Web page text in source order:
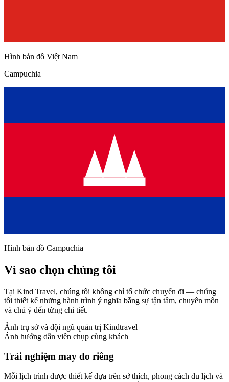
Hình bản đồ Việt Nam
Campuchia
Hình bản đồ Campuchia
Vì sao chọn chúng tôi
Tại Kind Travel, chúng tôi không chỉ tổ chức chuyến đi — chúng
tôi thiết kế những hành trình ý nghĩa bằng sự tận tâm, chuyên môn
và chú ý đến từng chi tiết.
Ảnh trụ sở và đội ngũ quản trị Kindtravel
Ảnh hướng dẫn viên chụp cùng khách
Trải nghiệm may đo riêng
Mỗi lịch trình được thiết kế dựa trên sở thích, phong cách du lịch và